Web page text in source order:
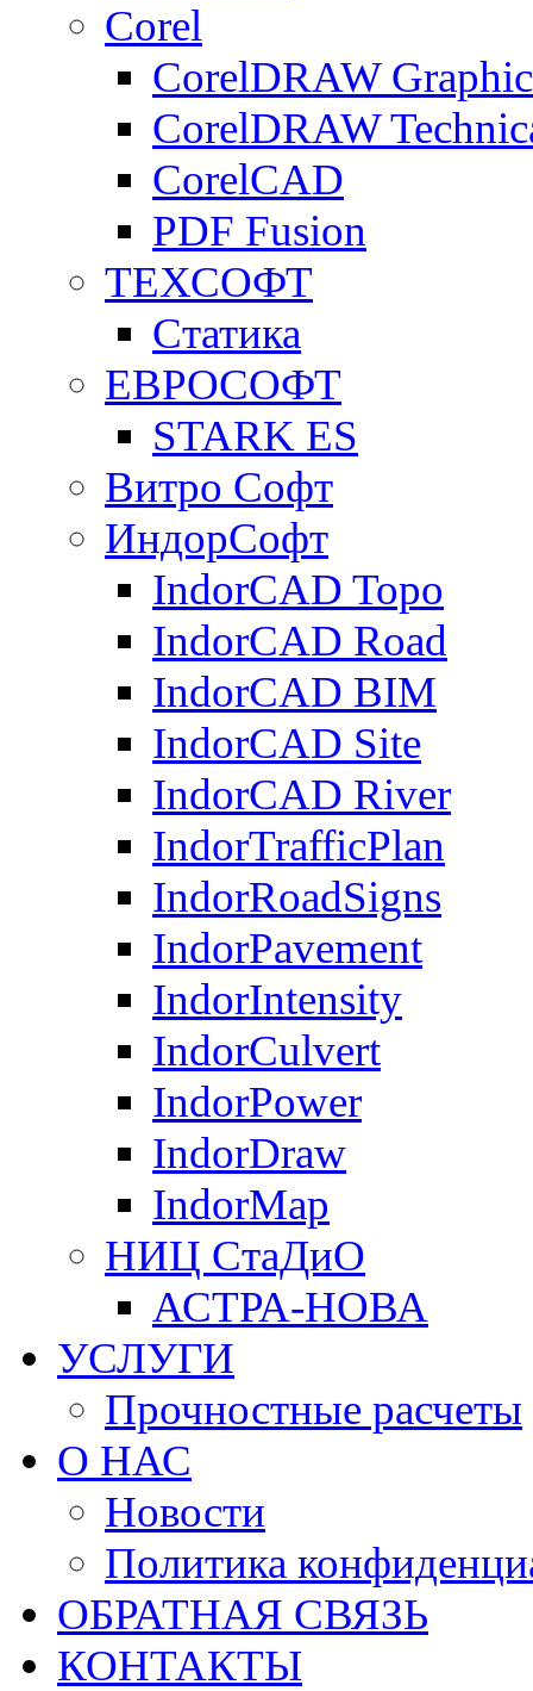
Corel
CorelDRAW
CorelDRAW
CorelCAD
PDF Fusion
ТЕХСОФТ
Статика
ЕВРОСОФТ
STARK ES
Витро Софт
ИндорСофт
IndorCAD Topo
IndorCAD Road
IndorCAD BIM
IndorCAD Site
IndorCAD River
IndorTrafficPlan
IndorRoadSigns
IndorPavement
IndorIntensity
IndorCulvert
IndorPower
IndorDraw
IndorMap
НИЦ СтаДиО
АСТРА-НОВА
УСЛУГИ
Прочностные расчеты
О НАС
Новости
Политика
ОБРАТНАЯ СВЯЗЬ
КОНТАКТЫ